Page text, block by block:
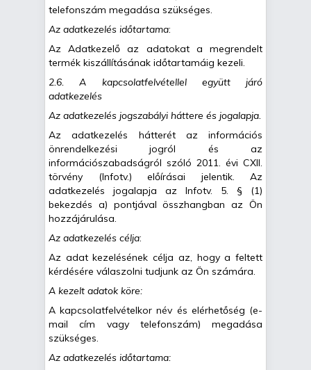
telefonszám megadása szükséges.
Az adatkezelés időtartama:
Az Adatkezelő az adatokat a megrendelt
termék kiszállításának időtartamáig kezeli.
2.6. A kapcsolatfelvétellel együtt járó
adatkezelés
Az adatkezelés jogszabályi háttere és jogalapja.
Az adatkezelés hátterét az információs
önrendelkezési jogról és az
információszabadságról szóló 2011. évi CXII.
törvény (Infotv.) előírásai jelentik. Az
adatkezelés jogalapja az Infotv. 5. § (1)
bekezdés a) pontjával összhangban az Ön
hozzájárulása.
Az adatkezelés célja:
Az adat kezelésének célja az, hogy a feltett
kérdésére válaszolni tudjunk az Ön számára.
A kezelt adatok köre:
A kapcsolatfelvételkor név és elérhetőség (e-
mail cím vagy telefonszám) megadása
szükséges.
Az adatkezelés időtartama: